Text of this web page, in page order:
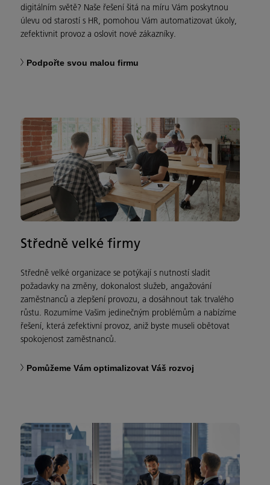
digitálním světě? Naše řešení šitá na míru Vám poskytnou
úlevu od starostí s HR, pomohou Vám automatizovat úkoly,
zefektivnit provoz a oslovit nové zákazníky.
Podpořte svou malou firmu
Středně velké firmy
Středně velké organizace se potýkají s nutností sladit
požadavky na změny, dokonalost služeb, angažování
zaměstnanců a zlepšení provozu, a dosáhnout tak trvalého
růstu. Rozumíme Vašim jedinečným problémům a nabízíme
řešení, která zefektivní provoz, aniž byste museli obětovat
spokojenost zaměstnanců.
Pomůžeme Vám optimalizovat Váš rozvoj